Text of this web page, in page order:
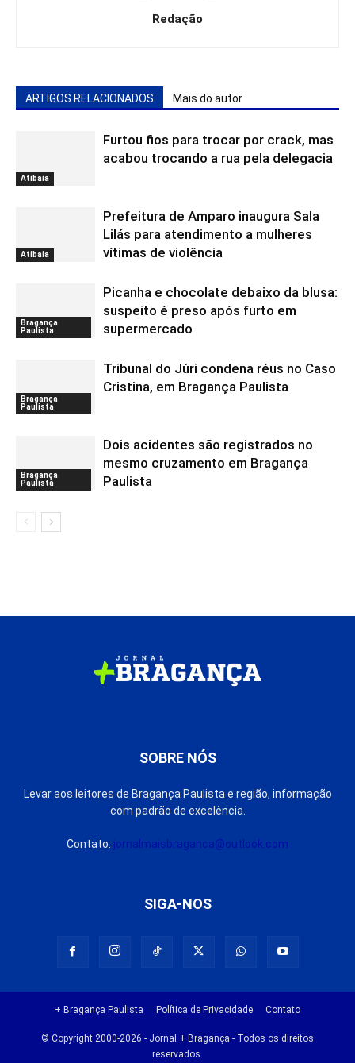
Redação
ARTIGOS RELACIONADOS Mais do autor
Atibaia
Furtou fios para trocar por crack, mas
acabou trocando a rua pela delegacia
Atibaia
Prefeitura de Amparo inaugura Sala
Lilás para atendimento a mulheres
vítimas de violência
Bragança
Paulista
Picanha e chocolate debaixo da blusa:
suspeito é preso após furto em
supermercado
Bragança
Paulista
Tribunal do Júri condena réus no Caso
Cristina, em Bragança Paulista
Bragança
Paulista
Dois acidentes são registrados no
mesmo cruzamento em Bragança
Paulista
SOBRE NÓS
Levar aos leitores de Bragança Paulista e região, informação
com padrão de excelência.
Contato: jornalmaisbraganca@outlook.com
SIGA-NOS
+ Bragança Paulista Política de Privacidade Contato
© Copyright 2000-2026 - Jornal + Bragança - Todos os direitos
reservados.